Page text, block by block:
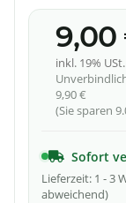
9,00
inkl. 19%
9,90 €
(Sie sparen
Sofort
Lieferzeit: 1 - 3
abweichend)